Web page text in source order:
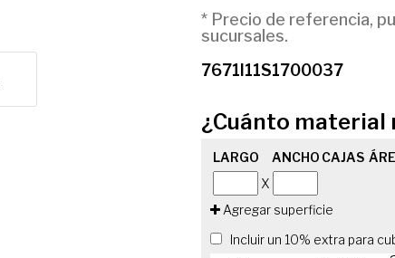
* Precio de referencia,
sucursales.
7671I11S1700037
¿Cuánto material
LARGO ANCHO CAJAS
X
Agregar superficie
Incluir un 10% extra para